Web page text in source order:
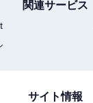
関連サービス
サイト情報